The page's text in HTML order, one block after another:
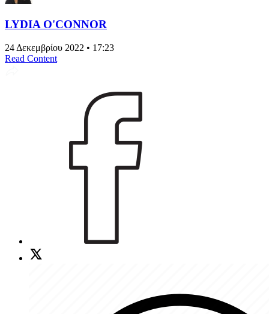
LYDIA O'CONNOR
24 Δεκεμβρίου 2022 • 17:23
Read Content